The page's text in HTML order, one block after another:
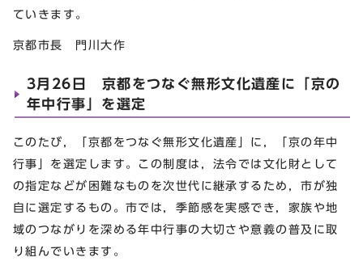
ていきます。
京都市長 門川大作
3月26日 京都をつなぐ無形文化遺産に「京の
年中行事」を選定
このたび，「京都をつなぐ無形文化遺産」に，「京の年中
行事」を選定します。この制度は，法令では文化財として
の指定などが困難なものを次世代に継承するため，市が独
自に選定するもの。市では，季節感を実感でき，家族や地
域のつながりを深める年中行事の大切さや意義の普及に取
り組んでいきます。